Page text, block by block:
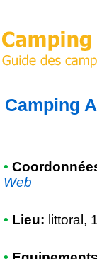
Camping
•
Web
• Lieu: littoral,